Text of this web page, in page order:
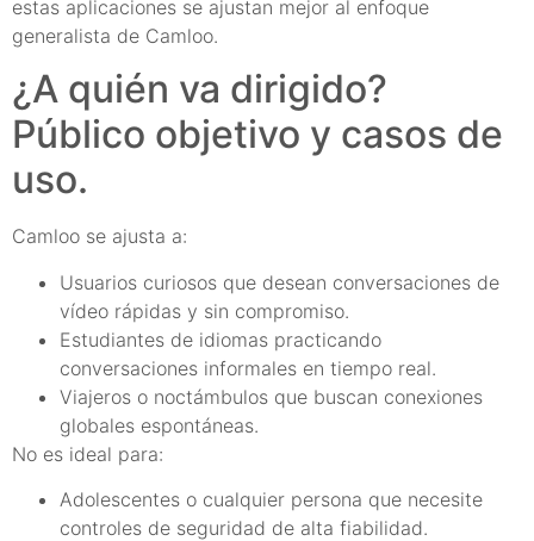
estas aplicaciones se ajustan mejor al enfoque
generalista de Camloo.
¿A quién va dirigido?
Público objetivo y casos de
uso.
Camloo se ajusta a:
Usuarios curiosos que desean conversaciones de
vídeo rápidas y sin compromiso.
Estudiantes de idiomas practicando
conversaciones informales en tiempo real.
Viajeros o noctámbulos que buscan conexiones
globales espontáneas.
No es ideal para:
Adolescentes o cualquier persona que necesite
controles de seguridad de alta fiabilidad.